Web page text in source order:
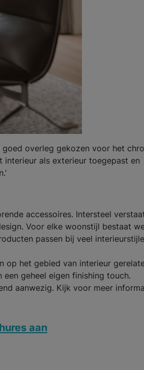
overleg gekozen voor het
als exterieur toegepast en
accessoires. Intersteel
Voor elke woonstijl bestaat
passen bij veel
op het gebied van interieur
geheel eigen finishing touch.
aanwezig. Kijk voor meer
aan